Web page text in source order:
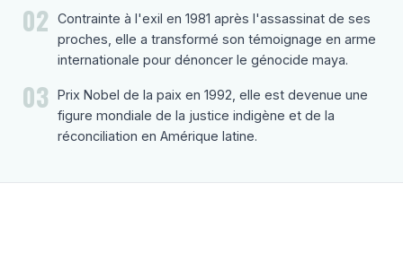
02
Contrainte à l'exil en 1981 après l'assassinat de ses
proches, elle a transformé son témoignage en arme
internationale pour dénoncer le génocide maya.
03
Prix Nobel de la paix en 1992, elle est devenue une
figure mondiale de la justice indigène et de la
réconciliation en Amérique latine.